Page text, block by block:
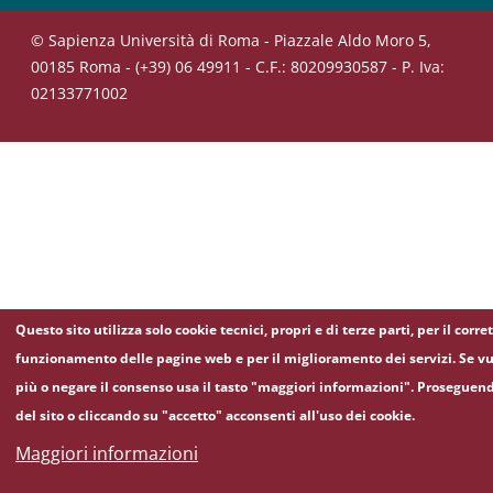
© Sapienza Università di Roma - Piazzale Aldo Moro 5,
00185 Roma - (+39) 06 49911 - C.F.: 80209930587 - P. Iva:
02133771002
Questo sito utilizza solo cookie tecnici, propri e di terze parti, per il
funzionamento delle pagine web e per il miglioramento dei servizi. Se
più o negare il consenso usa il tasto "maggiori informazioni".
del sito o cliccando su "accetto" acconsenti all'uso dei cookie.
Maggiori informazioni